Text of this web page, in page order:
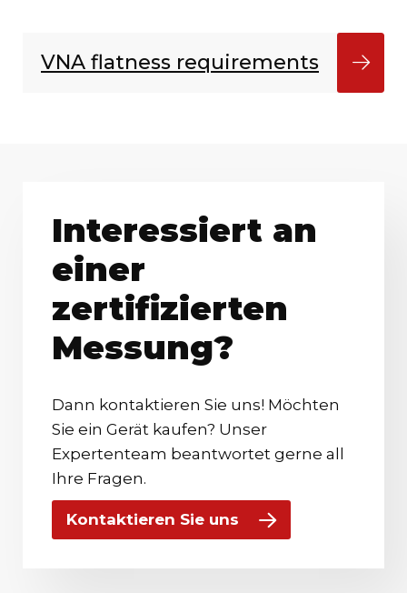
VNA flatness requirements
Interessiert an
einer
zertifizierten
Messung?
Dann kontaktieren Sie uns! Möchten
Sie ein Gerät kaufen? Unser
Expertenteam beantwortet gerne all
Ihre Fragen.
Kontaktieren Sie uns